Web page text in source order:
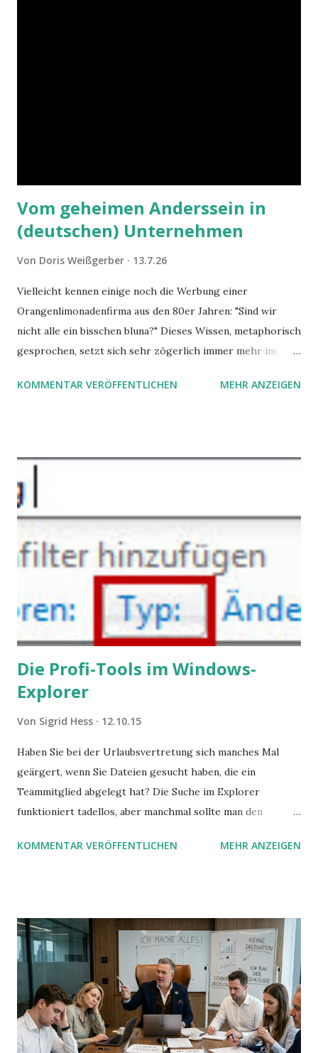
Vom geheimen Anderssein in
(deutschen) Unternehmen
Von Doris Weißgerber 13.7.26
Vielleicht kennen einige noch die Werbung einer
Orangenlimonadenfirma aus den 80er Jahren: "Sind wir
nicht alle ein bisschen bluna?" Dieses Wissen, metaphorisch
gesprochen, setzt sich sehr zögerlich immer mehr im
gleich. Im Arbeitskontext kann es zu nicht verstandenen
Angstzuständen ihrer Mitglieder. Dafür könnte es Gründe
geben, die weitgehend noch im Dunkeln zu liegen scheinen.
KOMMENTAR VERÖFFENTLICHEN MEHR ANZEIGEN
Die Profi-Tools im Windows-
Explorer
Von Sigrid Hess 12.10.15
Haben Sie bei der Urlaubsvertretung sich manches Mal
geärgert, wenn Sie Dateien gesucht haben, die ein
Teammitglied abgelegt hat? Die Suche im Explorer
funktioniert tadellos, aber manchmal sollte man den
mit UND oder ODER oder NICHT... Das geht so einfach,
KOMMENTAR VERÖFFENTLICHEN MEHR ANZEIGEN